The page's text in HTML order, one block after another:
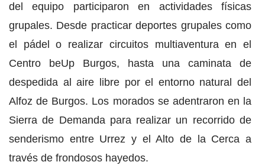
del equipo participaron en actividades físicas
grupales. Desde practicar deportes grupales como
el pádel o realizar circuitos multiaventura en el
Centro beUp Burgos, hasta una caminata de
despedida al aire libre por el entorno natural del
Alfoz de Burgos. Los morados se adentraron en la
Sierra de Demanda para realizar un recorrido de
senderismo entre Urrez y el Alto de la Cerca a
través de frondosos hayedos.